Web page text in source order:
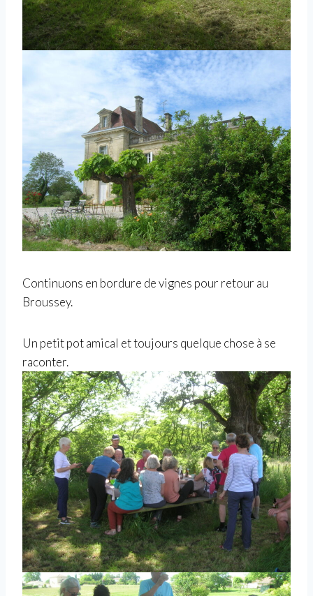
Continuons en bordure de vignes pour retour au
Broussey.
Un petit pot amical et toujours quelque chose à se
raconter.